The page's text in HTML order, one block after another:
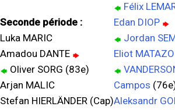
Seconde période :
Luka MARIC
Amadou DANTE
Oliver SORG (83e)
Arjan MALIC
Stefan HIERLÄNDER (Cap)
Félix
Edan DIOP
Jordan
Eliot MATAZO
Campos
Aleksandr